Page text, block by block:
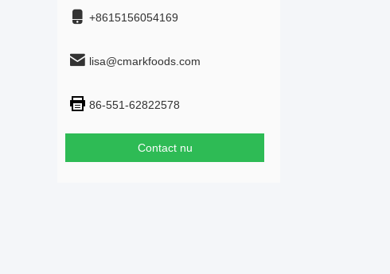
+8615156054169
lisa@cmarkfoods.com
86-551-62822578
Contact nu